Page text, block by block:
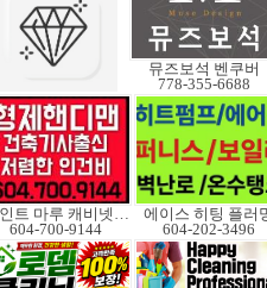
뮤즈보석 벤쿠버
778-355-6688
페인트 마루 캐비넷코팅
604-700-9144
에이스 히팅 플러
604-202-3496